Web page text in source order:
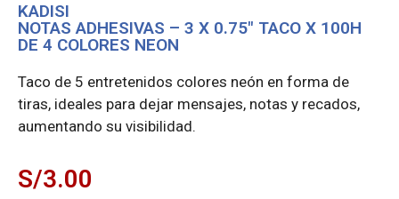
KADISI
NOTAS ADHESIVAS – 3 X 0.75″ TACO X 100H
DE 4 COLORES NEON
Taco de 5 entretenidos colores neón en forma de
tiras, ideales para dejar mensajes, notas y recados,
aumentando su visibilidad.
S/3.00